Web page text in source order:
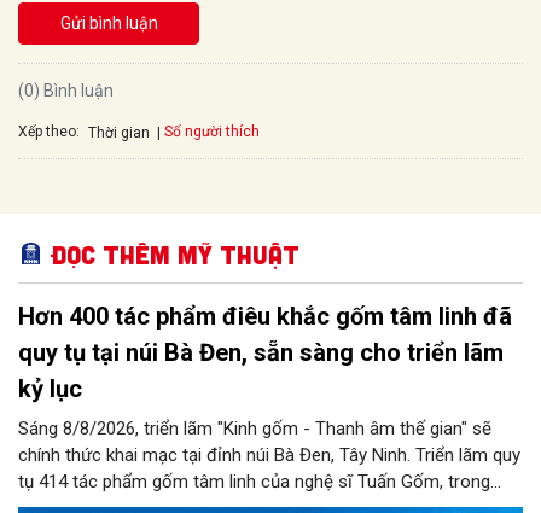
Gửi bình luận
(0) Bình luận
Xếp theo: Thời gian Số người thích
Đọc thêm Mỹ thuật
Hơn 400 tác phẩm điêu khắc gốm tâm linh đã
quy tụ tại núi Bà Đen, sẵn sàng cho triển lãm
kỷ lục
Sáng 8/8/2026, triển lãm "Kinh gốm - Thanh âm thế gian" sẽ
chính thức khai mạc tại đỉnh núi Bà Đen, Tây Ninh. Triển lãm quy
tụ 414 tác phẩm gốm tâm linh của nghệ sĩ Tuấn Gốm, trong